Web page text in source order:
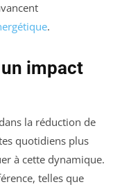
.
impact
la réduction de
quotidiens plus
à cette dynamique.
telles que